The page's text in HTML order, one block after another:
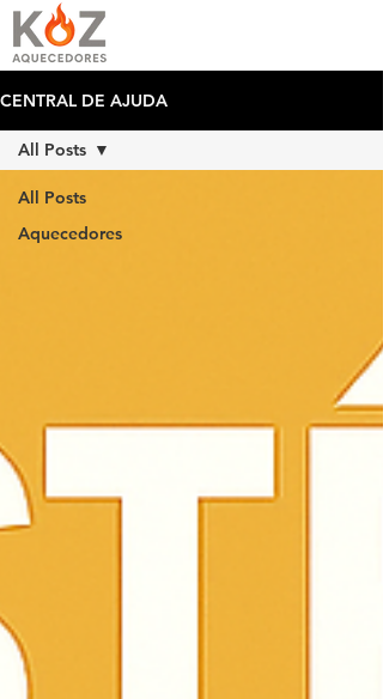
CENTRAL DE AJUDA
All Posts
Aquecedores
All Posts